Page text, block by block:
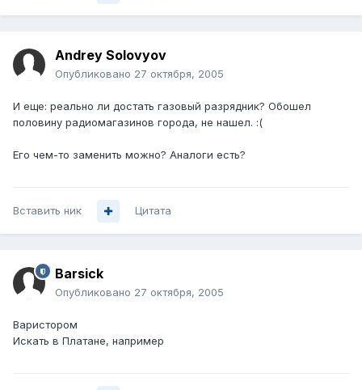
Andrey Solovyov
Опубликовано 27 октября, 2005
И еще: реально ли достать газовый разрядник? Обошел
половину радиомагазинов города, не нашел. :(
Его чем-то заменить можно? Аналоги есть?
Вставить ник Цитата
Barsick
Опубликовано 27 октября, 2005
Варистором
Искать в Платане, например